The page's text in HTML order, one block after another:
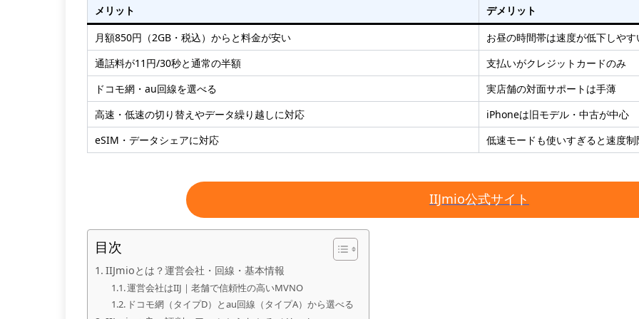
メリット
デメリット
月額850円（2GB・税込）からと料金が安い
お昼の時間帯は速度が低下しやす
通話料が11円/30秒と通常の半額
支払いがクレジットカードのみ
ドコモ網・au回線を選べる
実店舗の対面サポートは手薄
高速・低速の切り替えやデータ繰り越しに対応
iPhoneは旧モデル・中古が中心
eSIM・データシェアに対応
低速モードも使いすぎると速度制
IIJmio公式サイト
目次
IIJmioとは？運営会社・回線・基本情報
運営会社はIIJ｜老舗で信頼性の高いMVNO
ドコモ網（タイプD）とau回線（タイプA）から選べる